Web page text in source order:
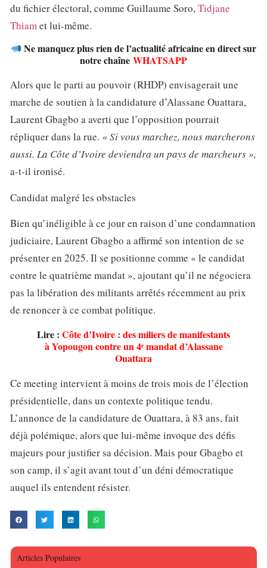
du fichier électoral, comme Guillaume Soro,Tidjane
Thiamet lui-même.
Ne manquez plus rien de l’actualité africaine en direct sur
notre chaîne WHATSAPP
Alors que le parti au pouvoir (RHDP) envisagerait une
marche de soutien à la candidature d’Alassane Ouattara,
Laurent Gbagbo a averti que l’opposition pourrait
répliquer dans la rue. « Si vous marchez, nous marcherons
aussi. La Côte d’Ivoire deviendra un pays de marcheurs »,
a-t-il ironisé.
Candidat malgré les obstacles
Bien qu’inéligible à ce jour en raison d’une condamnation
judiciaire, Laurent Gbagbo a affirmé son intention de se
présenter en 2025. Il se positionne comme « le candidat
contre le quatrième mandat », ajoutant qu’il ne négociera
pas la libération des militants arrêtés récemment au prix
de renoncer à ce combat politique.
Lire : Côte d’Ivoire : des miliers de manifestants
à Yopougon contre un 4ᵉ mandat d’Alassane
Ouattara
Ce meeting intervient à moins de trois mois de l’élection
présidentielle, dans un contexte politique tendu.
L’annonce de la candidature de Ouattara, à 83 ans, fait
déjà polémique, alors que lui-même invoque des défis
majeurs pour justifier sa décision. Mais pour Gbagbo et
son camp, il s’agit avant tout d’un déni démocratique
auquel ils entendent résister.
Articles Populaires